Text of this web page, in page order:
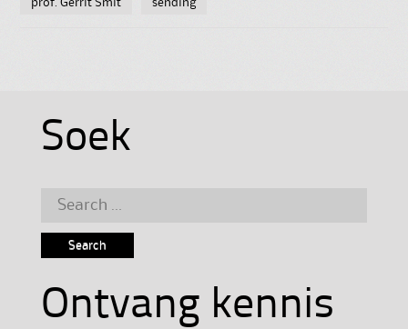
prof. Gerrit Smit sending
Soek
Search
Ontvang kennis